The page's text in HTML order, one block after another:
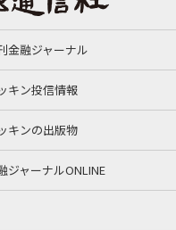
金融ジャーナル
キン投信情報
キンの出版物
ジャーナルONLINE